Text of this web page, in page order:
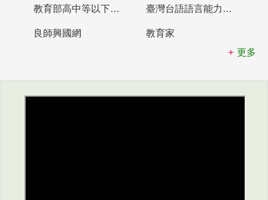
教育部高中等以下學校及幼兒園教師資格檢定考試 臺灣台語語言能力認證網站
良師興國網
教育家
更多